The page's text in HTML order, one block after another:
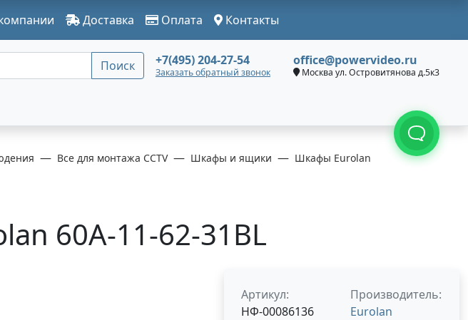
Доставка Оплата Контакты
Поиск +7(495) 204-27-54
Заказать обратный звонок
office@powervideo.ru
Москва ул. Островитянова д.5к3
Все для монтажа CCTV Шкафы и ящики Шкафы Eurolan
60A-11-62-31BL
Артикул:
НФ-00086136
Производитель:
Eurolan